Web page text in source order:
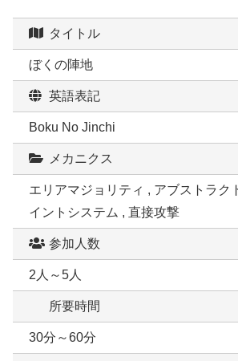
タイトル
ぼくの陣地
英語表記
Boku No Jinchi
メカニクス
エリアマジョリティ , アブストラク
イントシステム , 直接攻撃
参加人数
2人～5人
所要時間
30分～60分